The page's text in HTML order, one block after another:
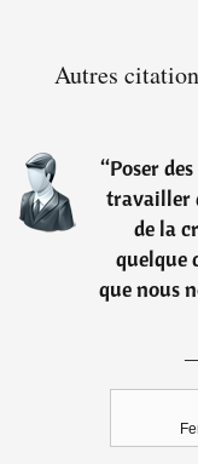
Autres
“Poser
travailler
de la
quelque
que nous